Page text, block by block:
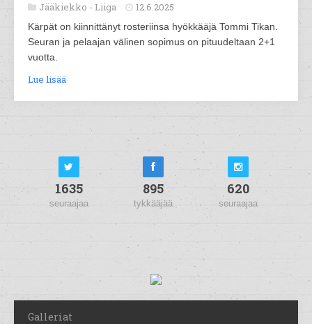
Jääkiekko - Liiga 12.6.2025
Kärpät on kiinnittänyt rosteriinsa hyökkääjä Tommi Tikan.
Seuran ja pelaajan välinen sopimus on pituudeltaan 2+1
vuotta.
Lue lisää
1635
seuraajaa
895
tykkääjää
620
seuraajaa
Galleriat